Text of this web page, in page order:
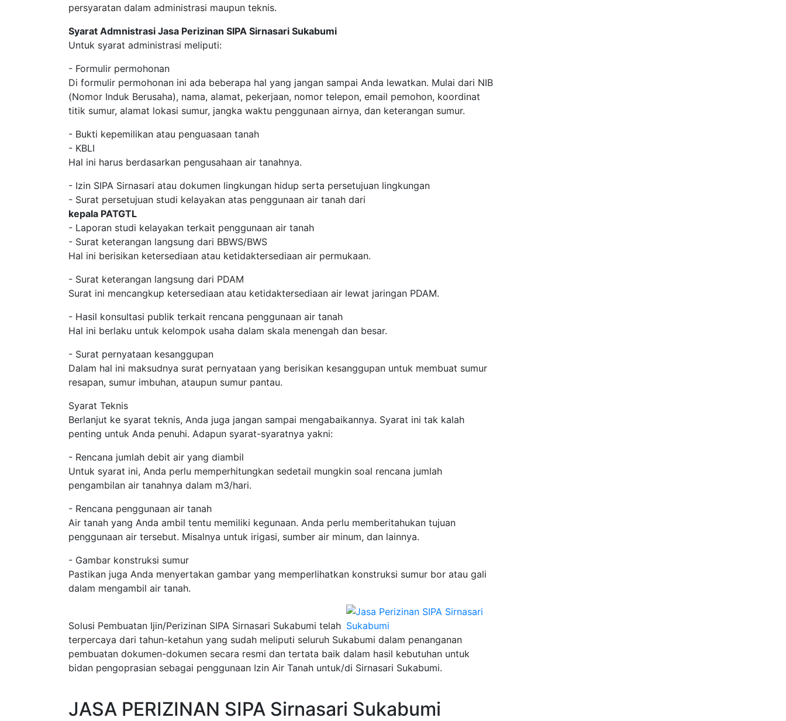
persyaratan dalam administrasi maupun teknis.
Syarat Admnistrasi Jasa Perizinan SIPA Sirnasari Sukabumi
Untuk syarat administrasi meliputi:
- Formulir permohonan
Di formulir permohonan ini ada beberapa hal yang jangan sampai Anda lewatkan. Mulai dari NIB
(Nomor Induk Berusaha), nama, alamat, pekerjaan, nomor telepon, email pemohon, koordinat
titik sumur, alamat lokasi sumur, jangka waktu penggunaan airnya, dan keterangan sumur.
- Bukti kepemilikan atau penguasaan tanah
- KBLI
Hal ini harus berdasarkan pengusahaan air tanahnya.
- Izin SIPA Sirnasari atau dokumen lingkungan hidup serta persetujuan lingkungan
- Surat persetujuan studi kelayakan atas penggunaan air tanah dari
kepala PATGTL
- Laporan studi kelayakan terkait penggunaan air tanah
- Surat keterangan langsung dari BBWS/BWS
Hal ini berisikan ketersediaan atau ketidaktersediaan air permukaan.
- Surat keterangan langsung dari PDAM
Surat ini mencangkup ketersediaan atau ketidaktersediaan air lewat jaringan PDAM.
- Hasil konsultasi publik terkait rencana penggunaan air tanah
Hal ini berlaku untuk kelompok usaha dalam skala menengah dan besar.
- Surat pernyataan kesanggupan
Dalam hal ini maksudnya surat pernyataan yang berisikan kesanggupan untuk membuat sumur
resapan, sumur imbuhan, ataupun sumur pantau.
Syarat Teknis
Berlanjut ke syarat teknis, Anda juga jangan sampai mengabaikannya. Syarat ini tak kalah
penting untuk Anda penuhi. Adapun syarat-syaratnya yakni:
- Rencana jumlah debit air yang diambil
Untuk syarat ini, Anda perlu memperhitungkan sedetail mungkin soal rencana jumlah
pengambilan air tanahnya dalam m3/hari.
- Rencana penggunaan air tanah
Air tanah yang Anda ambil tentu memiliki kegunaan. Anda perlu memberitahukan tujuan
penggunaan air tersebut. Misalnya untuk irigasi, sumber air minum, dan lainnya.
- Gambar konstruksi sumur
Pastikan juga Anda menyertakan gambar yang memperlihatkan konstruksi sumur bor atau gali
dalam mengambil air tanah.
Solusi Pembuatan Ijin/Perizinan SIPA Sirnasari Sukabumi telah
terpercaya dari tahun-ketahun yang sudah meliputi seluruh Sukabumi dalam penanganan
pembuatan dokumen-dokumen secara resmi dan tertata baik dalam hasil kebutuhan untuk
bidan pengoprasian sebagai penggunaan Izin Air Tanah untuk/di Sirnasari Sukabumi.
JASA PERIZINAN SIPA Sirnasari Sukabumi